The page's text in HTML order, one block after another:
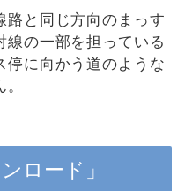
路と同じ方向のまっす
線の一部を担っている
停に向かう道のような
ロード」